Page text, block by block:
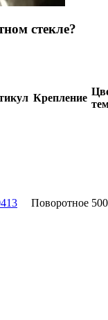
стекле?
Крепление
Поворотное